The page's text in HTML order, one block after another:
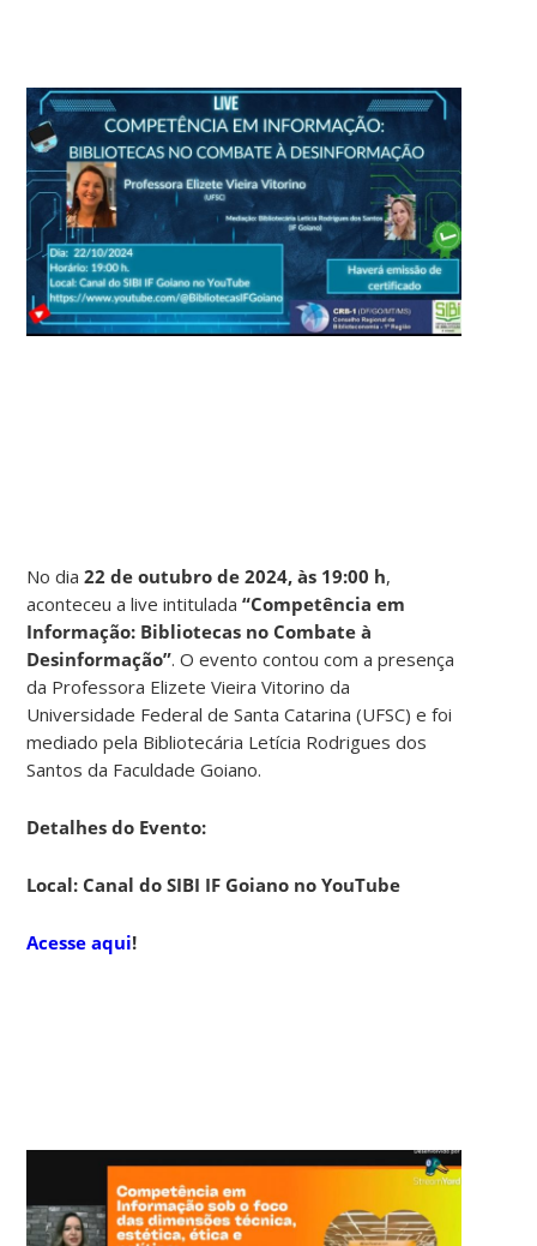
No dia22 de outubro de 2024, às 19:00 h,
aconteceu a live intitulada“Competência em
Informação: Bibliotecas no Combate à
Desinformação”. O evento contou com a presença
da Professora Elizete Vieira Vitorino da
Universidade Federal de Santa Catarina (UFSC) e foi
mediado pela Bibliotecária Letícia Rodrigues dos
Santos da Faculdade Goiano.
Detalhes do Evento:
Local: Canal do SIBI IF Goiano no YouTube
Acesse aqui!